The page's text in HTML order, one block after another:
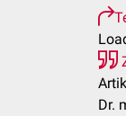
Dr.